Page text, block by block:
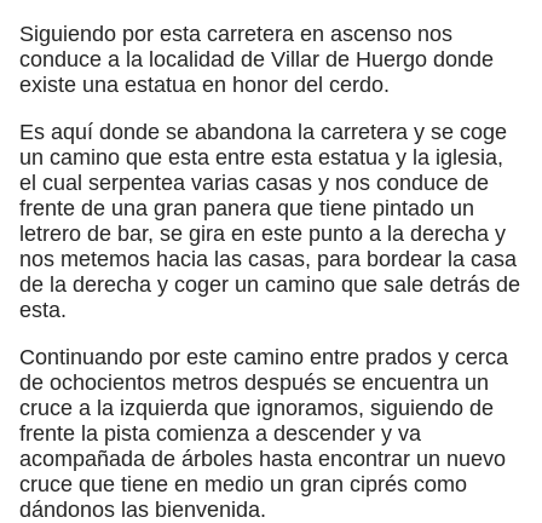
Siguiendo por esta carretera en ascenso nos
conduce a la localidad de Villar de Huergo donde
existe una estatua en honor del cerdo.
Es aquí donde se abandona la carretera y se coge
un camino que esta entre esta estatua y la iglesia,
el cual serpentea varias casas y nos conduce de
frente de una gran panera que tiene pintado un
letrero de bar, se gira en este punto a la derecha y
nos metemos hacia las casas, para bordear la casa
de la derecha y coger un camino que sale detrás de
esta.
Continuando por este camino entre prados y cerca
de ochocientos metros después se encuentra un
cruce a la izquierda que ignoramos, siguiendo de
frente la pista comienza a descender y va
acompañada de árboles hasta encontrar un nuevo
cruce que tiene en medio un gran ciprés como
dándonos las bienvenida.